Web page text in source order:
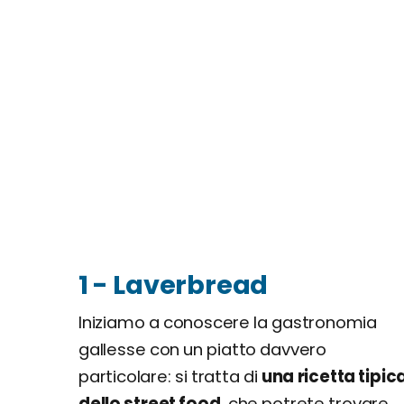
1 - Laverbread
Iniziamo a conoscere la gastronomia
gallesse con un piatto davvero
particolare: si tratta di una ricetta